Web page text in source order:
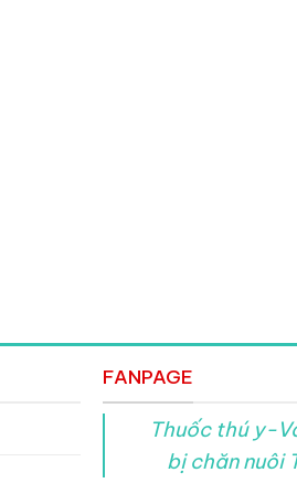
FANPAGE
Thuốc thú y-
bị chăn nuôi